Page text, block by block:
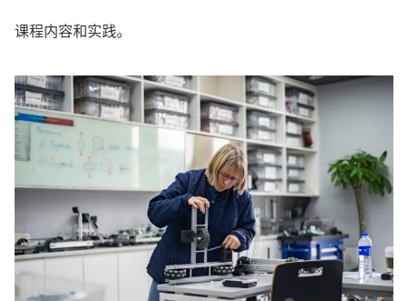
课程内容和实践。